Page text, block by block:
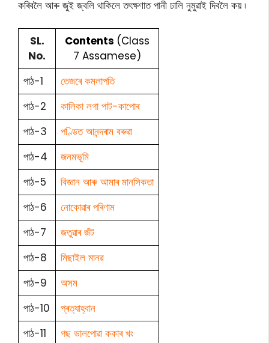
কৰিবলৈ আৰু জুই জ্বলি থাকিলে তৎক্ষণাত পানী ঢালি নুমুৱাই দিবলৈ কয় ৷
SL.
No.
Contents (Class
7 Assamese)
পাঠ-1
তেজৰে কমলাপতি
পাঠ-2
কালিকা লগা পাট-কাপোৰ
পাঠ-3
পণ্ডিত আনন্দৰাম বৰুৱা
পাঠ-4
জনমভূমি
পাঠ-5
বিজ্ঞান আৰু আমাৰ মানসিকতা
পাঠ-6
নোকোৱাৰ পৰিণাম
পাঠ-7
জতুৱাৰ জঁট
পাঠ-8
মিছাইল মানৱ
পাঠ-9
অসম
পাঠ-10
প্ৰত্যাহ্বান
পাঠ-11
গছ ভালপোৱা ককাৰ খং